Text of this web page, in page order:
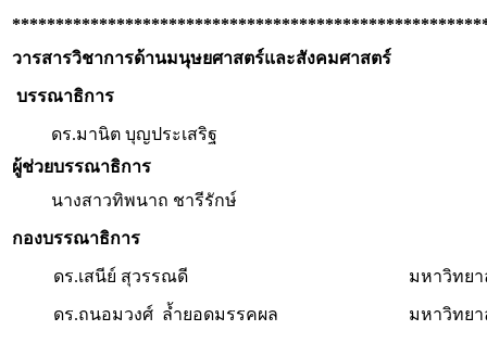
วารสารวิชาการด้านมนุษยศาสตร์และสังคมศาสตร์
บรรณาธิการ
ดร.มานิต บุญประเสริฐ
ผู้ช่วยบรรณาธิการ
นางสาวทิพนาถ ชารีรักษ์
กองบรรณาธิการ
ดร.เสนีย์ สุวรรณดี มหาวิทย
ดร.ถนอมวงศ์ ล้ำยอดมรรคผล มหาวิทย